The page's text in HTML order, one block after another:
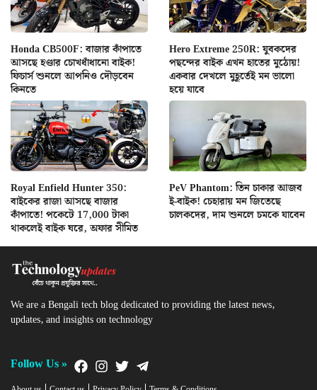
Honda CB500F: বাজার কাঁপাতে
আসছে হণ্ডার চোখধাঁধানো বাইক!
ফিচার্স শুনলে আপনিও দৌড়বেন
কিনতে
Hero Extreme 250R: যুবকদের
পছন্দের বাইক এখন হাতের মুঠোয়!
একবার দেখলে মুহূর্তেই মন ভালো
হয়ে যাবে
Royal Enfield Hunter 350:
বাইকের রাজা আসছে বাজার
কাঁপাতে! পকেটে 17,000 টাকা
থাকলেই বাইক ঘরে, অফার সীমিত
PeV Phantom: তিন চাকার আজব
ই-বাইক! চেহারায় মন জিতেছে
চালকদের, দাম শুনলে চমকে যাবেন
We are a Bengali tech blog dedicated to providing the latest news,
updates, and insights on technology
Follow Us »